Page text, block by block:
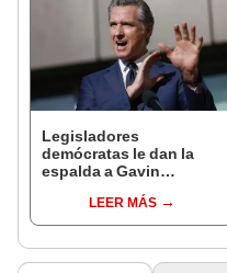
Legisladores
demócratas le dan la
espalda a Gavin
excluir a inmigrantes de
Medi-Cal
LEER MÁS